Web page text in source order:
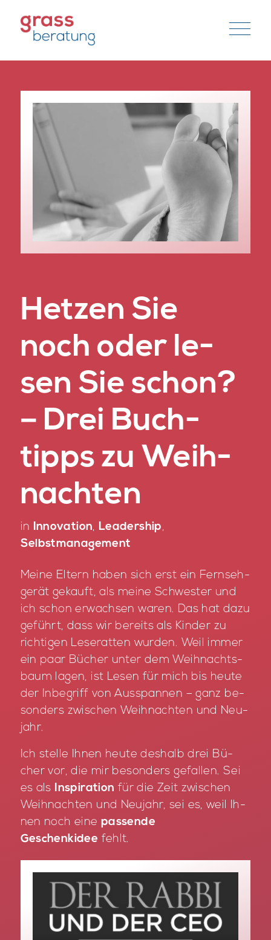
Het­zen Sie
noch oder le­
sen Sie schon?
– Drei Buch­
tipps zu Weih­
nach­ten
in Innovation, Leadership,
Selbstmanagement
Mei­ne El­tern ha­ben sich erst ein Fern­seh­
ge­rät ge­kauft, als mei­ne Schwes­ter und
ich schon er­wach­sen wa­ren. Das hat dazu
ge­führt, dass wir be­reits als Kin­der zu
rich­ti­gen Le­se­rat­ten wur­den. Weil im­mer
ein paar Bü­cher un­ter dem Weih­nachts­
baum la­gen, ist Le­sen für mich bis heu­te
der In­be­griff von Aus­span­nen – ganz be­
son­ders zwi­schen Weih­nach­ten und Neu­
jahr.
Ich stel­le Ih­nen heu­te des­halb drei Bü­
cher vor, die mir be­son­ders ge­fal­len. Sei
es als Inspiration für die Zeit zwi­schen
Weih­nach­ten und Neu­jahr, sei es, weil Ih­
nen noch eine passende
Geschenkidee fehlt.